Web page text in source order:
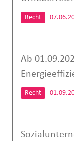
Recht
Ab
Recht